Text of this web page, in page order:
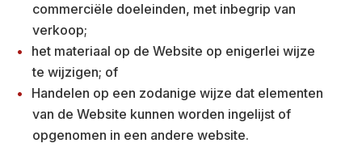
commerciële doeleinden, met inbegrip van
verkoop;
het materiaal op de Website op enigerlei wijze
te wijzigen; of
Handelen op een zodanige wijze dat elementen
van de Website kunnen worden ingelijst of
opgenomen in een andere website.